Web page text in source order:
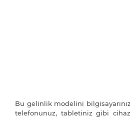
Bu gelinlik modelini
telefonunuz, tabletiniz gibi